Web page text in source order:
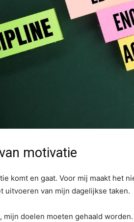
motivatie
komt en gaat. Voor mij maakt het
uitvoeren van mijn dagelijkse taken.
mijn doelen moeten gehaald